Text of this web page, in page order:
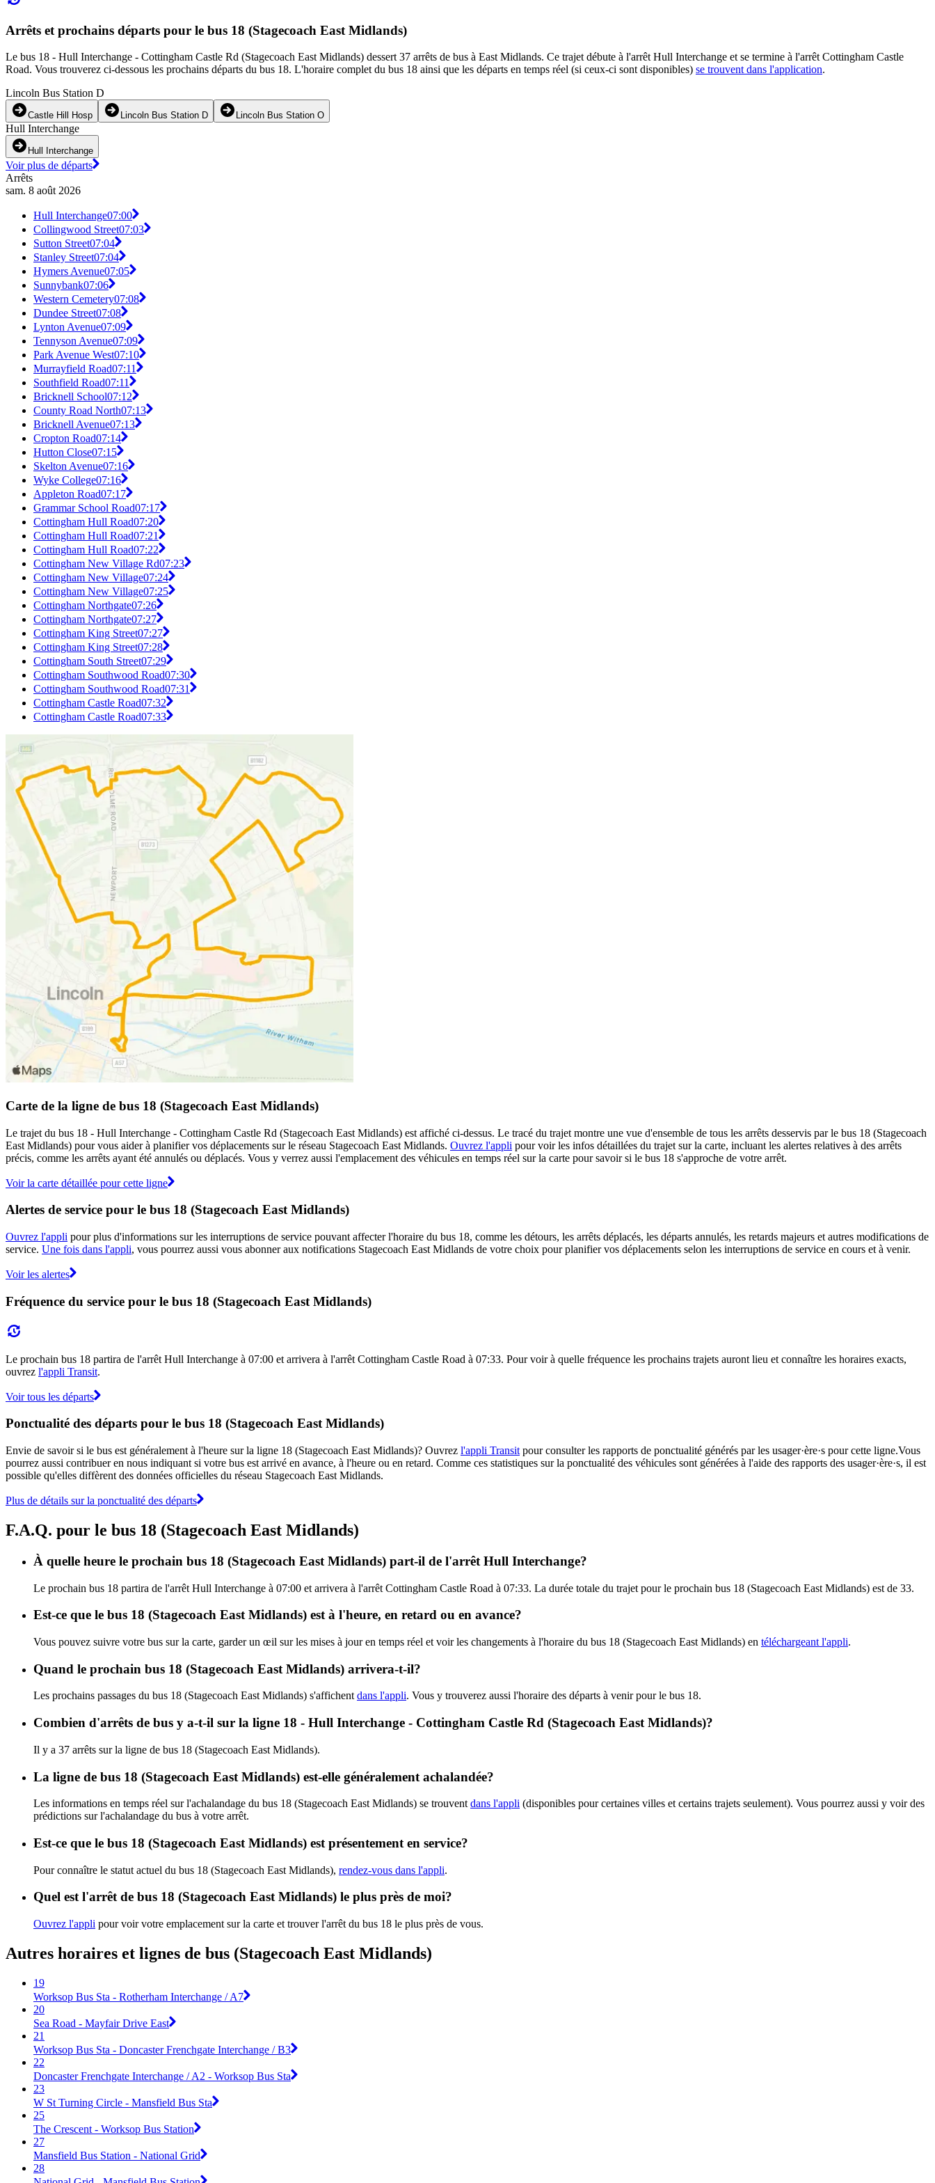
Arrêts et prochains départs pour le bus 18 (Stagecoach East Midlands)
Le bus 18 - Hull Interchange - Cottingham Castle Rd (Stagecoach East Midlands) dessert 37 arrêts de bus à East Midlands. Ce trajet débute à l'arrêt Hull Interchange et se termine à l'arrêt Cottingham Castle
Road. Vous trouverez ci-dessous les prochains départs du bus 18. L'horaire complet du bus 18 ainsi que les départs en temps réel (si ceux-ci sont disponibles) se trouvent dans l'application.
Lincoln Bus Station D
Castle Hill Hosp Lincoln Bus Station D Lincoln Bus Station O
Hull Interchange
Hull Interchange
Voir plus de départs
Arrêts
sam. 8 août 2026
Hull Interchange07:00
Collingwood Street07:03
Sutton Street07:04
Stanley Street07:04
Hymers Avenue07:05
Sunnybank07:06
Western Cemetery07:08
Dundee Street07:08
Lynton Avenue07:09
Tennyson Avenue07:09
Park Avenue West07:10
Murrayfield Road07:11
Southfield Road07:11
Bricknell School07:12
County Road North07:13
Bricknell Avenue07:13
Cropton Road07:14
Hutton Close07:15
Skelton Avenue07:16
Wyke College07:16
Appleton Road07:17
Grammar School Road07:17
Cottingham Hull Road07:20
Cottingham Hull Road07:21
Cottingham Hull Road07:22
Cottingham New Village Rd07:23
Cottingham New Village07:24
Cottingham New Village07:25
Cottingham Northgate07:26
Cottingham Northgate07:27
Cottingham King Street07:27
Cottingham King Street07:28
Cottingham South Street07:29
Cottingham Southwood Road07:30
Cottingham Southwood Road07:31
Cottingham Castle Road07:32
Cottingham Castle Road07:33
Carte de la ligne de bus 18 (Stagecoach East Midlands)
Le trajet du bus 18 - Hull Interchange - Cottingham Castle Rd (Stagecoach East Midlands) est affiché ci-dessus. Le tracé du trajet montre une vue d'ensemble de tous les arrêts desservis par le bus 18 (Stagecoach
East Midlands) pour vous aider à planifier vos déplacements sur le réseau Stagecoach East Midlands. Ouvrez l'appli pour voir les infos détaillées du trajet sur la carte, incluant les alertes relatives à des arrêts
précis, comme les arrêts ayant été annulés ou déplacés. Vous y verrez aussi l'emplacement des véhicules en temps réel sur la carte pour savoir si le bus 18 s'approche de votre arrêt.
Voir la carte détaillée pour cette ligne
Alertes de service pour le bus 18 (Stagecoach East Midlands)
Ouvrez l'appli pour plus d'informations sur les interruptions de service pouvant affecter l'horaire du bus 18, comme les détours, les arrêts déplacés, les départs annulés, les retards majeurs et autres modifications de
service. Une fois dans l'appli, vous pourrez aussi vous abonner aux notifications Stagecoach East Midlands de votre choix pour planifier vos déplacements selon les interruptions de service en cours et à venir.
Voir les alertes
Fréquence du service pour le bus 18 (Stagecoach East Midlands)
Le prochain bus 18 partira de l'arrêt Hull Interchange à 07:00 et arrivera à l'arrêt Cottingham Castle Road à 07:33. Pour voir à quelle fréquence les prochains trajets auront lieu et connaître les horaires exacts,
ouvrez l'appli Transit.
Voir tous les départs
Ponctualité des départs pour le bus 18 (Stagecoach East Midlands)
Envie de savoir si le bus est généralement à l'heure sur la ligne 18 (Stagecoach East Midlands)? Ouvrez l'appli Transit pour consulter les rapports de ponctualité générés par les usager·ère·s pour cette ligne.Vous
pourrez aussi contribuer en nous indiquant si votre bus est arrivé en avance, à l'heure ou en retard. Comme ces statistiques sur la ponctualité des véhicules sont générées à l'aide des rapports des usager·ère·s, il est
possible qu'elles diffèrent des données officielles du réseau Stagecoach East Midlands.
Plus de détails sur la ponctualité des départs
F.A.Q. pour le bus 18 (Stagecoach East Midlands)
À quelle heure le prochain bus 18 (Stagecoach East Midlands) part-il de l'arrêt Hull Interchange?
Le prochain bus 18 partira de l'arrêt Hull Interchange à 07:00 et arrivera à l'arrêt Cottingham Castle Road à 07:33. La durée totale du trajet pour le prochain bus 18 (Stagecoach East Midlands) est de 33.
Est-ce que le bus 18 (Stagecoach East Midlands) est à l'heure, en retard ou en avance?
Vous pouvez suivre votre bus sur la carte, garder un œil sur les mises à jour en temps réel et voir les changements à l'horaire du bus 18 (Stagecoach East Midlands) en téléchargeant l'appli.
Quand le prochain bus 18 (Stagecoach East Midlands) arrivera-t-il?
Les prochains passages du bus 18 (Stagecoach East Midlands) s'affichent dans l'appli. Vous y trouverez aussi l'horaire des départs à venir pour le bus 18.
Combien d'arrêts de bus y a-t-il sur la ligne 18 - Hull Interchange - Cottingham Castle Rd (Stagecoach East Midlands)?
Il y a 37 arrêts sur la ligne de bus 18 (Stagecoach East Midlands).
La ligne de bus 18 (Stagecoach East Midlands) est-elle généralement achalandée?
Les informations en temps réel sur l'achalandage du bus 18 (Stagecoach East Midlands) se trouvent dans l'appli (disponibles pour certaines villes et certains trajets seulement). Vous pourrez aussi y voir des
prédictions sur l'achalandage du bus à votre arrêt.
Est-ce que le bus 18 (Stagecoach East Midlands) est présentement en service?
Pour connaître le statut actuel du bus 18 (Stagecoach East Midlands), rendez-vous dans l'appli.
Quel est l'arrêt de bus 18 (Stagecoach East Midlands) le plus près de moi?
Ouvrez l'appli pour voir votre emplacement sur la carte et trouver l'arrêt du bus 18 le plus près de vous.
Autres horaires et lignes de bus (Stagecoach East Midlands)
19
Worksop Bus Sta - Rotherham Interchange / A7
20
Sea Road - Mayfair Drive East
21
Worksop Bus Sta - Doncaster Frenchgate Interchange / B3
22
Doncaster Frenchgate Interchange / A2 - Worksop Bus Sta
23
W St Turning Circle - Mansfield Bus Sta
25
The Crescent - Worksop Bus Station
27
Mansfield Bus Station - National Grid
28